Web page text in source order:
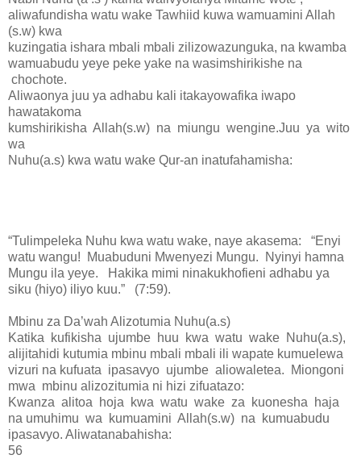
aliwafundisha watu wake Tawhiid kuwa wamuamini Allah
(s.w) kwa
kuzingatia ishara mbali mbali zilizowazunguka, na kwamba
wamuabudu yeye peke yake na wasimshirikishe na
chochote.
Aliwaonya juu ya adhabu kali itakayowafika iwapo
hawatakoma
kumshirikisha Allah(s.w) na miungu wengine.Juu ya wito
wa
Nuhu(a.s) kwa watu wake Qur-an inatufahamisha:
“Tulimpeleka Nuhu kwa watu wake, naye akasema: “Enyi
watu wangu! Muabuduni Mwenyezi Mungu. Nyinyi hamna
Mungu ila yeye. Hakika mimi ninakukhofieni adhabu ya
siku (hiyo) iliyo kuu.” (7:59).
Mbinu za Da’wah Alizotumia Nuhu(a.s)
Katika kufikisha ujumbe huu kwa watu wake Nuhu(a.s),
alijitahidi kutumia mbinu mbali mbali ili wapate kumuelewa
vizuri na kufuata ipasavyo ujumbe aliowaletea. Miongoni
mwa mbinu alizozitumia ni hizi zifuatazo:
Kwanza alitoa hoja kwa watu wake za kuonesha haja
na umuhimu wa kumuamini Allah(s.w) na kumuabudu
ipasavyo. Aliwatanabahisha:
56